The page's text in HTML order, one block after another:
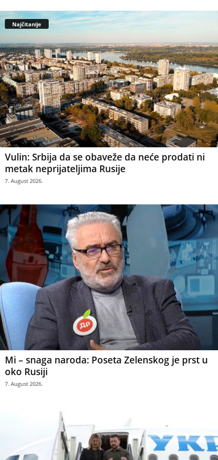
Najčitanije
Vulin: Srbija da se obaveže da neće prodati ni
metak neprijateljima Rusije
7. August 2026.
Mi – snaga naroda: Poseta Zelenskog je prst u
oko Rusiji
7. August 2026.